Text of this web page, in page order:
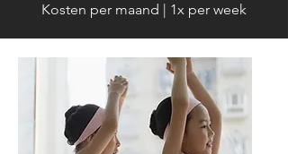
Kosten per maand | 1x per week